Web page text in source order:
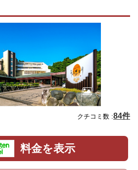
クチコミ数 :84件
料金を表示